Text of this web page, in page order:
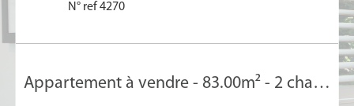
N° ref 4270
Appartement à vendre - 83.00m² - 2 chambre(s)